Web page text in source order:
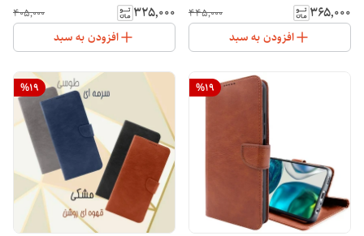
۳۶۵٬۰۰۰ ۴۴۵٬۰۰۰
افزودن به سبد
Galaxy A05
۳۲۵٬۰۰۰ ۴۰۵٬۰۰۰
افزودن به سبد
%19
%19